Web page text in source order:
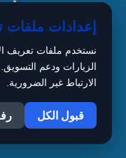
إعدادات ملفات
نستخدم ملفات تعريف
الزيارات ودعم
الارتباط غير الضرورية.
قبول الكل